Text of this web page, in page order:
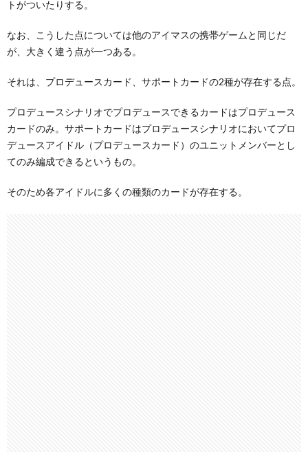
トがついたりする。
なお、こうした点については他のアイマスの携帯ゲームと同じだ
が、大きく違う点が一つある。
それは、プロデュースカード、サポートカードの2種が存在する点。
プロデュースシナリオでプロデュースできるカードはプロデュース
カードのみ。サポートカードはプロデュースシナリオにおいてプロ
デュースアイドル（プロデュースカード）のユニットメンバーとし
てのみ編成できるというもの。
そのため各アイドルに多くの種類のカードが存在する。